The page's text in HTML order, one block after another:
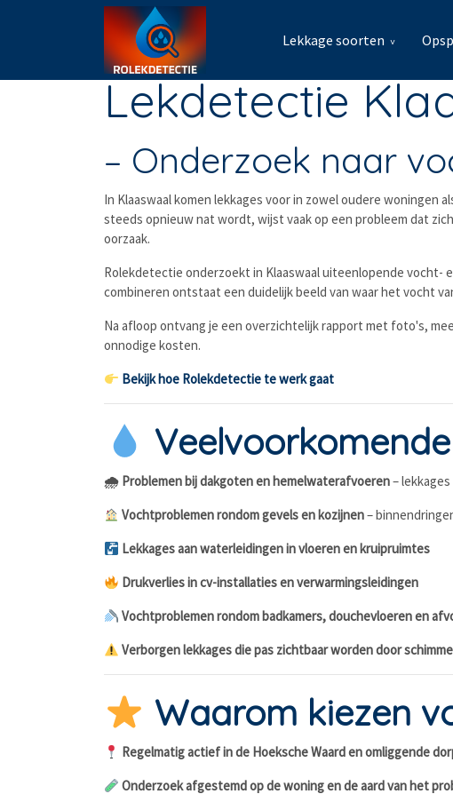
Lekkage soorten
Lekdetectie
– Onderzoek naar
In Klaaswaal komen lekkages voor in zowel oudere
steeds opnieuw nat wordt, wijst vaak op een probleem dat
oorzaak.
Rolekdetectie onderzoekt in Klaaswaal uiteenlopende vocht-
combineren ontstaat een duidelijk beeld van waar het vocht
Na afloop ontvang je een overzichtelijk rapport met foto's,
onnodige kosten.
Bekijk hoe Rolekdetectie te werk gaat
🌧 Problemen bij dakgoten en hemelwaterafvoeren–
Vochtproblemen rondom gevels en kozijnen–
Lekkages aan waterleidingen in vloeren en kruipruimtes
Drukverlies in cv-installaties en verwarmingsleidingen
Vochtproblemen rondom badkamers, douchevloeren en
Verborgen lekkages die pas zichtbaar worden door
Waarom kiezen
Regelmatig actief in de Hoeksche Waard en omliggende
Onderzoek afgestemd op de woning en de aard van het